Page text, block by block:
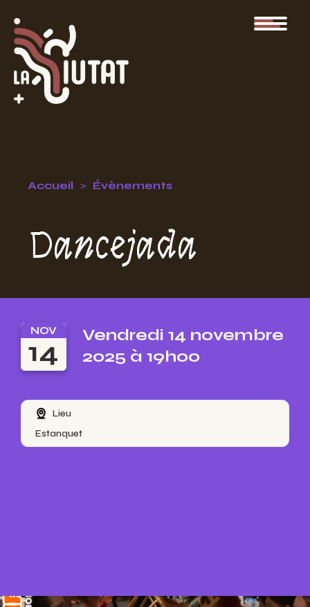
Accueil Évènements
Dancejada
NOV
14
Vendredi 14 novembre
2025 à 19h00
Lieu
Estanquet